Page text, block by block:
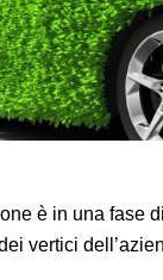
è in una fase
vertici